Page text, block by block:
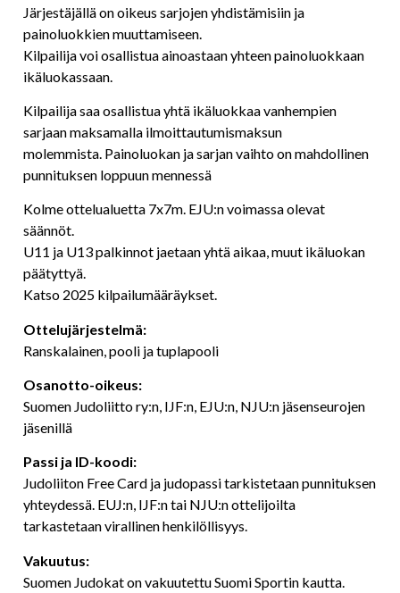
Järjestäjällä on oikeus sarjojen yhdistämisiin ja
painoluokkien muuttamiseen.
Kilpailija voi osallistua ainoastaan yhteen painoluokkaan
ikäluokassaan.
Kilpailija saa osallistua yhtä ikäluokkaa vanhempien
sarjaan maksamalla ilmoittautumismaksun
molemmista. Painoluokan ja sarjan vaihto on mahdollinen
punnituksen loppuun mennessä
Kolme ottelualuetta 7x7m. EJU:n voimassa olevat
säännöt.
U11 ja U13 palkinnot jaetaan yhtä aikaa, muut ikäluokan
päätyttyä.
Katso 2025 kilpailumääräykset.
Ottelujärjestelmä:
Ranskalainen, pooli ja tuplapooli
Osanotto-oikeus:
Suomen Judoliitto ry:n, IJF:n, EJU:n, NJU:n jäsenseurojen
jäsenillä
Passi ja ID-koodi:
Judoliiton Free Card ja judopassi tarkistetaan punnituksen
yhteydessä. EUJ:n, IJF:n tai NJU:n ottelijoilta
tarkastetaan virallinen henkilöllisyys.
Vakuutus:
Suomen Judokat on vakuutettu Suomi Sportin kautta.